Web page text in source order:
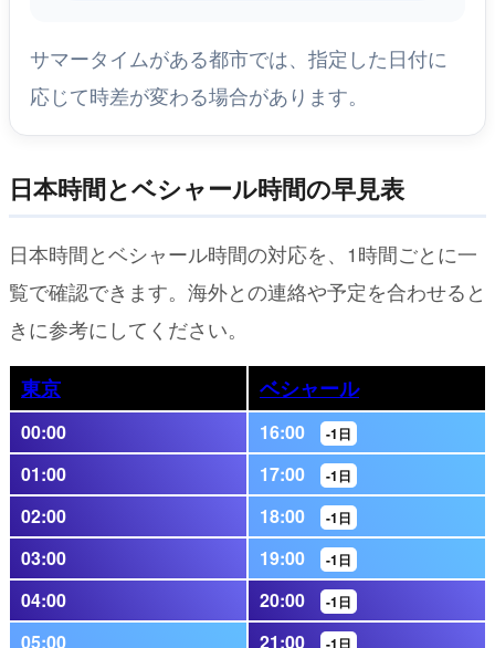
サマータイムがある都市では、指定した日付に
応じて時差が変わる場合があります。
日本時間とベシャール時間の早見表
日本時間とベシャール時間の対応を、1時間ごとに一
覧で確認できます。海外との連絡や予定を合わせると
きに参考にしてください。
東京 ベシャール
00:00 16:00 -1日
01:00 17:00 -1日
02:00 18:00 -1日
03:00 19:00 -1日
04:00 20:00 -1日
05:00 21:00 -1日